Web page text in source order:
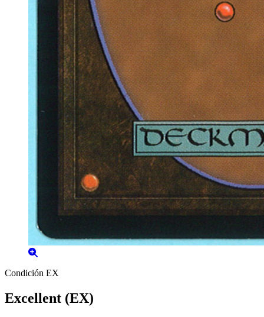
Condición EX
Excellent (EX)